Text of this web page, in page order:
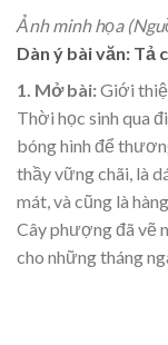
Ảnh minh họa
Dàn ý bài văn: Tả
1. Mở bài:Giới
Thời học sinh qua
bóng hình để
thầy vững chãi, là
mát, và cũng là
Cây phượng đã vẽ
cho những tháng